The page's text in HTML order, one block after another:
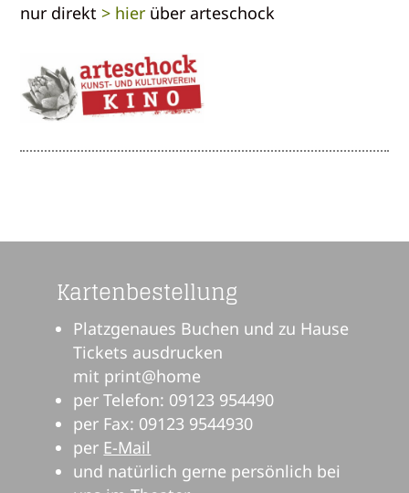
nur direkt > hier über arteschock
Kartenbestellung
Platzgenaues Buchen und zu Hause
Tickets ausdrucken
mit print@home
per Telefon: 09123 954490
per Fax: 09123 9544930
per E-Mail
und natürlich gerne persönlich bei